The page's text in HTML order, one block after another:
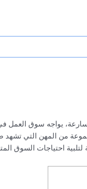
يواجه سوق
مع دخول عام 2025، تبرز مجموعة
لتلبية احتياجات السوق